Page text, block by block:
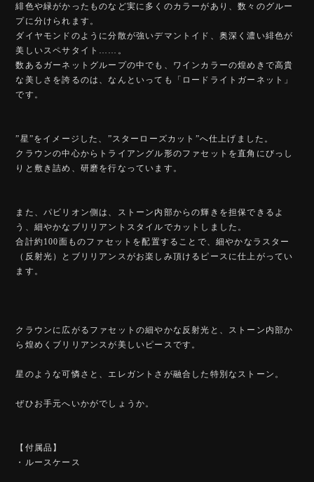
緋色や緑がかったものなど実に多くのカラーがあり、数々のグルー
プに分けられます。
ダイヤモンドのように分散が強いデマントイド、奥深く濃い緋色が
美しいスペサタイト……。
数あるガーネットグループの中でも、ワインカラーの煌めきで高貴
な美しさを誇るのは、なんといっても「ロードライトガーネット」
です。
”星”をイメージした、”スターローズカット”へ仕上げました。
クラウンの中心からトライアングル形のファセットを直角にびっし
りと敷き詰め、研磨を行なっています。
また、パビリオン側は、ストーン内部からの輝きを担保できるよ
う、細やかなブリリアントスタイルでカットしました。
合計約100面ものファセットを配置することで、細やかなラスター
（反射光）とブリリアンスがお楽しみ頂けるピースに仕上がってい
ます。
クラウンに広がるファセットの細やかな反射光と、ストーン内部か
ら煌めくブリリアンスが美しいピースです。
星のような可憐さと、エレガントさが融合した特別なストーン。
ぜひお手元へいかがでしょうか。
【付属品】
・ルースケース